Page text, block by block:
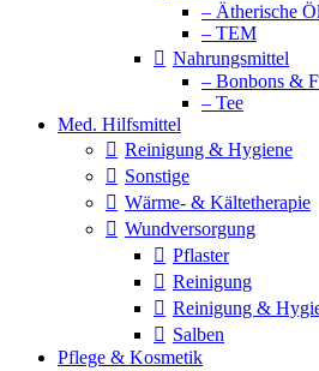
– Ätherische
– TEM
Nahrungsmittel
– Bonbons &
– Tee
Med. Hilfsmittel
Reinigung & Hygiene
Sonstige
Wärme- & Kältetherapie
Wundversorgung
Pflaster
Reinigung
Reinigung &
Salben
Pflege & Kosmetik